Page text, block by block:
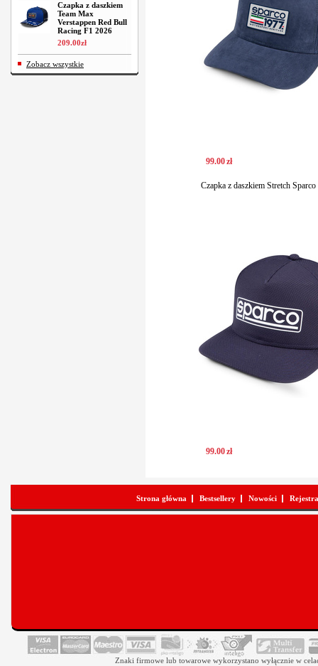
Czapka z daszkiem
Team Max
Verstappen Red Bull
Racing F1 2026
209.00zł
Zobacz wszystkie
99.00zł
Czapka z daszkiem Stretch
99.00zł
Strona główna Bestsellery Nowości
Znaki firmowe lub towarowe wykorzystano wyłącznie w